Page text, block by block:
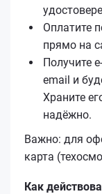
Оплатите
прямо на
Получите
email и
Храните
надёжно.
Важно: для
карта
Как